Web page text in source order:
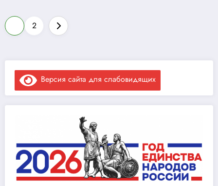
Пагинация
2
Версия сайта для слабовидящих